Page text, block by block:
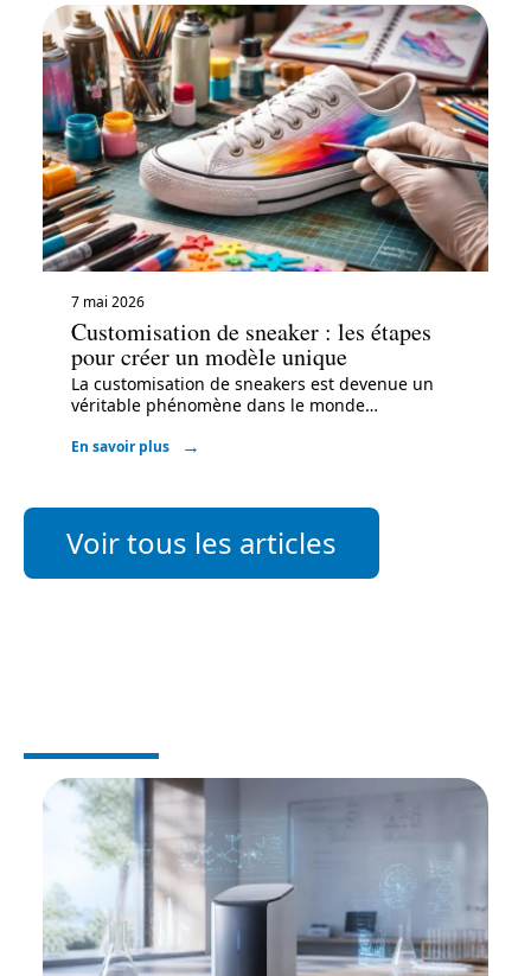
7 mai 2026
Customisation de sneaker : les étapes
pour créer un modèle unique
La customisation de sneakers est devenue un
véritable phénomène dans le monde…
En savoir plus
Voir tous les articles